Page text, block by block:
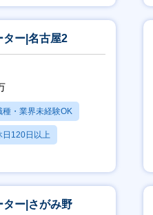
ター|名古屋2
種・業界未経験OK
日120日以上
ター|さがみ野